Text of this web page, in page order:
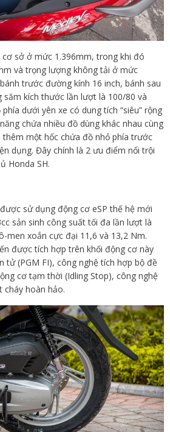
sở ở mức 1.396mm, trong khi đó
và trọng lượng không tải ở mức
trước đường kính 16 inch, bánh sau
săm kích thước lần lượt là 100/80 và
dưới yên xe có dung tích “siêu” rộng
chứa nhiều đồ dùng khác nhau cùng
một hốc chứa đồ nhỏ phía trước
dụng. Đây chính là 2 ưu điểm nổi trội
Honda SH.
sử dụng động cơ eSP thế hệ mới
sản sinh công suất tối đa lần lượt là
men xoắn cực đại 11,6 và 13,2 Nm.
được tích hợp trên khối động cơ này
tử (PGM FI), công nghệ tích hợp bộ đề
cơ tạm thời (Idling Stop), công nghệ
cháy hoàn hảo.